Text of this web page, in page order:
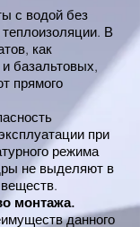
с водой без
В
как
базальтовых,
прямого
при
режима
не выделяют в
монтажа.
данного